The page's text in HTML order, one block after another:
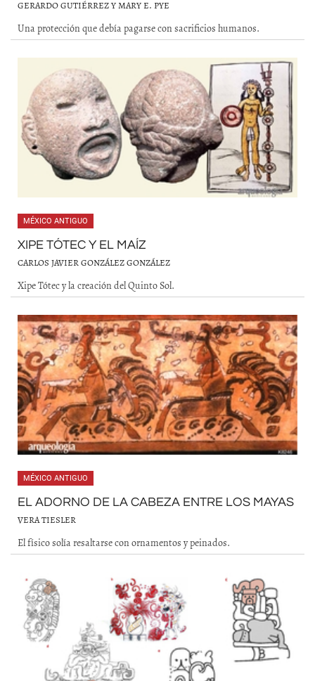
GERARDO GUTIÉRREZ Y MARY E. PYE
Una protección que debía pagarse con sacrificios humanos.
MÉXICO ANTIGUO
XIPE TÓTEC Y EL MAÍZ
CARLOS JAVIER GONZÁLEZ GONZÁLEZ
Xipe Tótec y la creación del Quinto Sol.
MÉXICO ANTIGUO
EL ADORNO DE LA CABEZA ENTRE LOS MAYAS
VERA TIESLER
El físico solía resaltarse con ornamentos y peinados.